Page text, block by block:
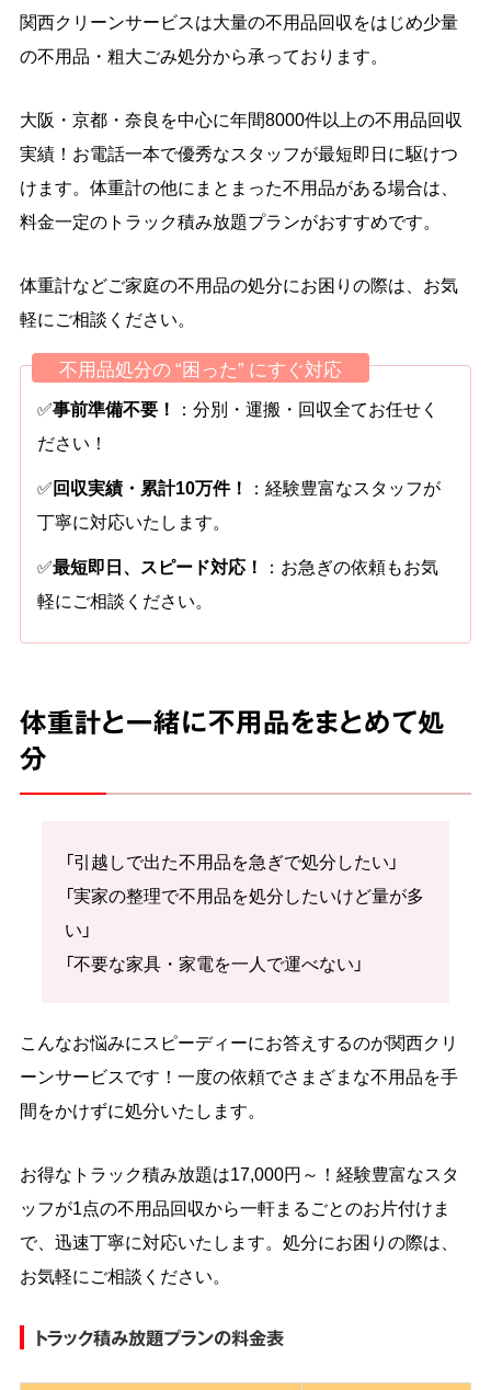
関西クリーンサービスは大量の不用品回収をはじめ少量
の不用品・粗大ごみ処分から承っております。
大阪・京都・奈良を中心に年間8000件以上の不用品回収
実績！お電話一本で優秀なスタッフが最短即日に駆けつ
けます。体重計の他にまとまった不用品がある場合は、
料金一定のトラック積み放題プランがおすすめです。
体重計などご家庭の不用品の処分にお困りの際は、お気
軽にご相談ください。
不用品処分の “困った” にすぐ対応
✅事前準備不要！ ：分別・運搬・回収全てお任せく
ださい！
✅回収実績・累計10万件！ ：経験豊富なスタッフが
丁寧に対応いたします。
✅最短即日、スピード対応！ ：お急ぎの依頼もお気
軽にご相談ください。
体重計と一緒に不用品をまとめて処
分
「引越しで出た不用品を急ぎで処分したい」
「実家の整理で不用品を処分したいけど量が多
い」
「不要な家具・家電を一人で運べない」
こんなお悩みにスピーディーにお答えするのが関西クリ
ーンサービスです！一度の依頼でさまざまな不用品を手
間をかけずに処分いたします。
お得なトラック積み放題は17,000円～！経験豊富なスタ
ッフが1点の不用品回収から一軒まるごとのお片付けま
で、迅速丁寧に対応いたします。処分にお困りの際は、
お気軽にご相談ください。
トラック積み放題プランの料金表